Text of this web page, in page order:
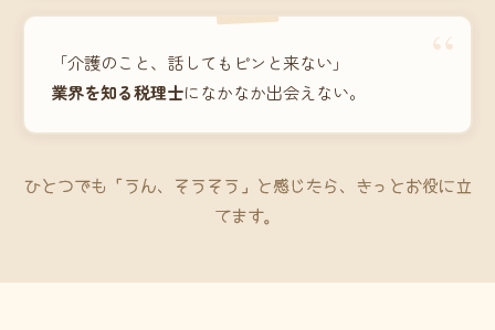
“
「介護のこと、話してもピンと来ない」
業界を知る税理士になかなか出会えない。
ひとつでも「うん、そうそう」と感じたら、きっとお役に立
てます。